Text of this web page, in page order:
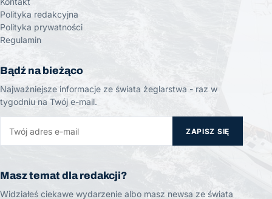
Polityka redakcyjna
Polityka prywatności
Regulamin
Bądź na bieżąco
Najważniejsze informacje ze świata żeglarstwa - raz w
tygodniu na Twój e-mail.
ZAPISZ SIĘ
Masz temat dla redakcji?
Widziałeś ciekawe wydarzenie albo masz newsa ze świata